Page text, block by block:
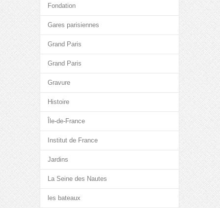
Fondation
Gares parisiennes
Grand Paris
Grand Paris
Gravure
Histoire
Île-de-France
Institut de France
Jardins
La Seine des Nautes
les bateaux